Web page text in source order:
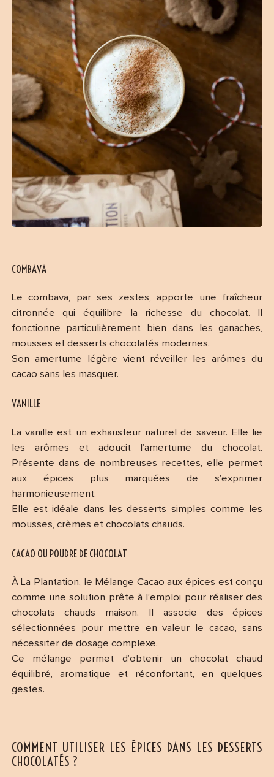
COMBAVA
Le combava, par ses zestes, apporte une fraîcheur
citronnée qui équilibre la richesse du chocolat. Il
fonctionne particulièrement bien dans les ganaches,
mousses et desserts chocolatés modernes.
Son amertume légère vient réveiller les arômes du
cacao sans les masquer.
VANILLE
La vanille est un exhausteur naturel de saveur. Elle lie
les arômes et adoucit l’amertume du chocolat.
Présente dans de nombreuses recettes, elle permet
aux épices plus marquées de s’exprimer
harmonieusement.
Elle est idéale dans les desserts simples comme les
mousses, crèmes et chocolats chauds.
CACAO OU POUDRE DE CHOCOLAT
À La Plantation, le Mélange Cacao aux épices est conçu
comme une solution prête à l’emploi pour réaliser des
chocolats chauds maison. Il associe des épices
sélectionnées pour mettre en valeur le cacao, sans
nécessiter de dosage complexe.
Ce mélange permet d’obtenir un chocolat chaud
équilibré, aromatique et réconfortant, en quelques
gestes.
COMMENT UTILISER LES ÉPICES DANS LES DESSERTS
CHOCOLATÉS ?